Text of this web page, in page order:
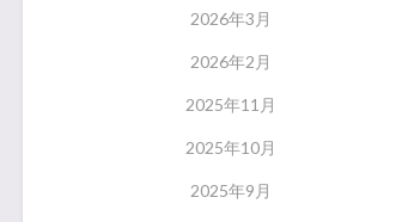
2026年3月
2026年2月
2025年11月
2025年10月
2025年9月